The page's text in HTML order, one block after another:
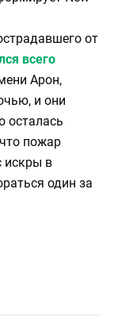
от
всего
Арон,
и они
осталась
пожар
искры в
один за